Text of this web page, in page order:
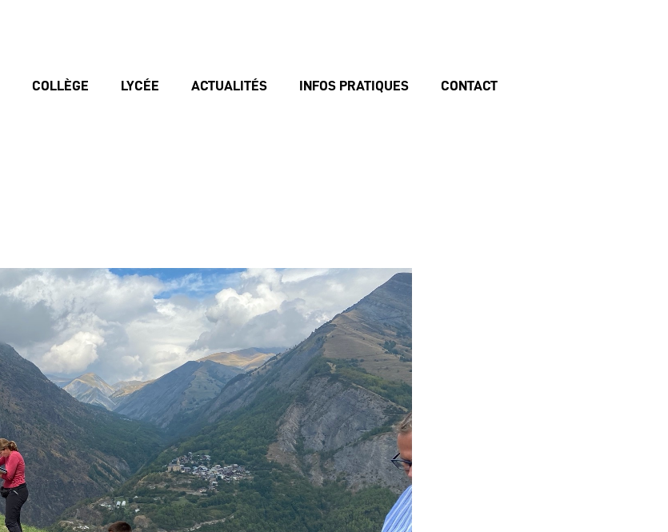
COLLÈGE LYCÉE ACTUALITÉS INFOS PRATIQUES CONTACT